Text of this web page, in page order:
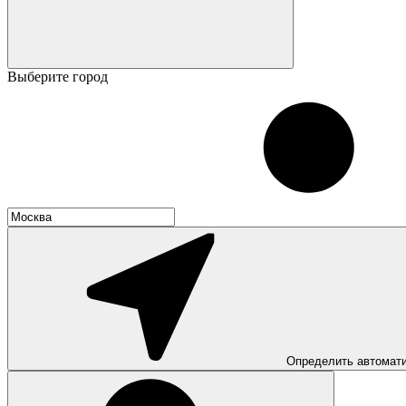
Выберите город
Определить